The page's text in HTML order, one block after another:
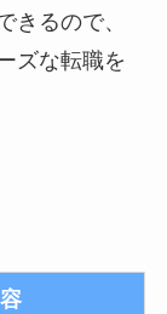
きるので、
ズな転職を